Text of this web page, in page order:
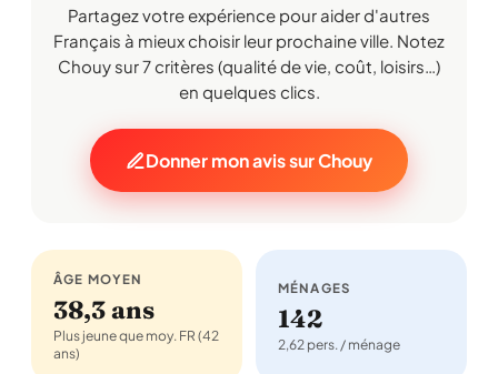
Partagez votre expérience pour aider d'autres
Français à mieux choisir leur prochaine ville. Notez
Chouy sur 7 critères (qualité de vie, coût, loisirs…)
en quelques clics.
Donner mon avis sur Chouy
ÂGE MOYEN
38,3 ans
Plus jeune que moy. FR (42
ans)
MÉNAGES
142
2,62 pers. / ménage